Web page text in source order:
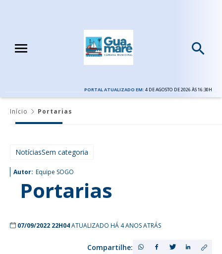
PORTAL ATUALIZADO EM: 4 DE AGOSTO DE 2026 ÀS 16:30H
Início Portarias
NotíciasSem categoria
Autor: Equipe SOGO
Portarias
07/09/2022 22H04ATUALIZADO HÁ 4 ANOS ATRÁS
Compartilhe: